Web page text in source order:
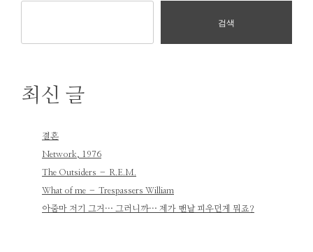
검색
최신 글
결혼
Network, 1976
The Outsiders – R.E.M.
What of me – Trespassers William
아줌마 저기 그거… 그러니까… 제가 맨날 피우던게 뭐죠?